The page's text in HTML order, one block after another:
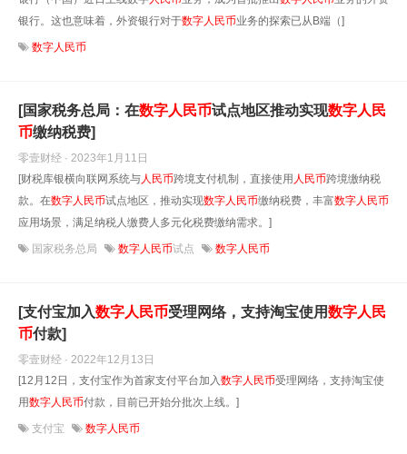
银行。这也意味着，外资银行对于数字人民币业务的探索已从B端（]
数字人民币
[国家税务总局：在数字人民币试点地区推动实现数字人民
币缴纳税费]
零壹财经 · 2023年1月11日
[财税库银横向联网系统与人民币跨境支付机制，直接使用 人民币跨境缴纳税
款。在数字人民币试点地区，推动实现数字人民币缴纳税费，丰富数字人民币
应用场景，满足纳税人缴费人多元化税费缴纳需求。]
国家税务总局 数字人民币试点 数字人民币
[支付宝加入数字人民币受理网络，支持淘宝使用数字人民
币付款]
零壹财经 · 2022年12月13日
[12月12日，支付宝作为首家支付平台加入数字人民币受理网络，支持淘宝使
用数字人民币付款，目前已开始分批次上线。]
支付宝 数字人民币